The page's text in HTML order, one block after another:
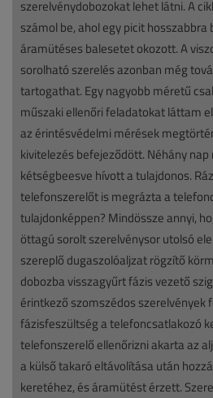
szerelvénydobozokat lehet látni. A
számol be, ahol egy picit
áramütéses balesetet okozott. A
sorolható szerelés azonban még
tartogathat. Egy nagyobb méretű
műszaki ellenőri feladatokat láttam
az érintésvédelmi mérések
kivitelezés befejeződött. Néhány nap
kétségbeesve hívott a tulajdonos.
telefonszerelőt is megrázta a
tulajdonképpen? Mindössze annyi,
öttagú sorolt szerelvénysor utolsó
szereplő dugaszolóaljzat rögzítő
dobozba visszagyűrt fázis vezető
érintkező szomszédos szerelvények
fázisfeszültség a telefoncsatlakozó
telefonszerelő ellenőrizni akarta az
a külső takaró eltávolítása után
keretéhez, és áramütést érzett.